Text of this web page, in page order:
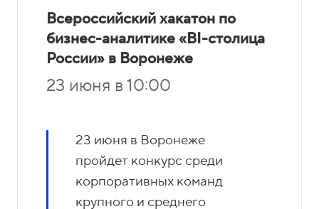
Всероссийский хакатон по
бизнес-аналитике «BI-столица
России» в Воронеже
23 июня в 10:00
23 июня в Воронеже
пройдет конкурс среди
корпоративных команд
крупного и среднего